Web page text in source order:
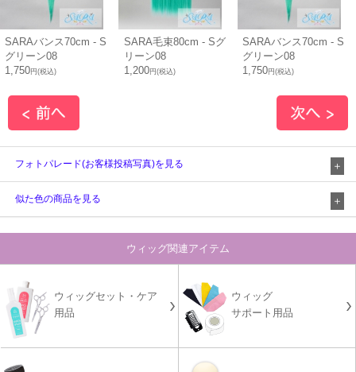
SARAバンス70cm - S
グリーン08
1,750円(税込)
SARA毛束80cm - Sグ
リーン08
1,200円(税込)
SARAバンス70cm - S
グリーン08
1,750円(税込)
フォトパレード(お客様投稿写真)を見る
似た色の商品を見る
ウィッグ関連アイテム
ウィッグセット・ケア
用品
ウィッグ
サポート用品